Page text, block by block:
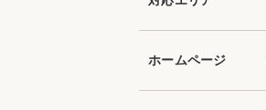
ホームページ